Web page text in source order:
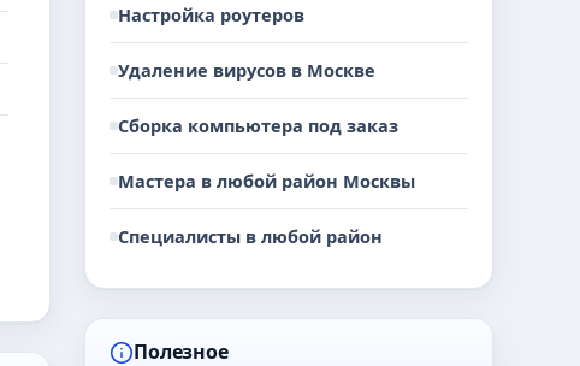
Настройка роутеров
Удаление вирусов в Москве
Сборка компьютера под заказ
Мастера в любой район Москвы
Специалисты в любой район
Полезное